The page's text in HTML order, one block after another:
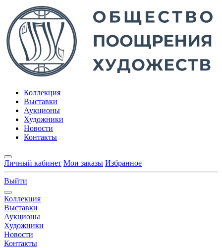
Коллекция
Выставки
Аукционы
Художники
Новости
Контакты
Личный кабинет Мои заказы Избранное
Выйти
Коллекция
Выставки
Аукционы
Художники
Новости
Контакты